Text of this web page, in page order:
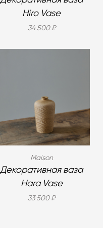
Hiro Vase
34 500 ₽
Maison
Декоративная ваза
Hara Vase
33 500 ₽